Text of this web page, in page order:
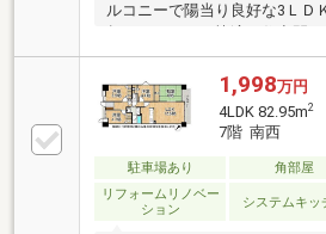
ルコニーで陽当り良好な3ＬＤ
TVモニターホン等設備も充実
1,998万円
4LDK 82.95m2
7階 南西
駐車場あり 角部屋
リフォームリノベー
ション
システムキッ